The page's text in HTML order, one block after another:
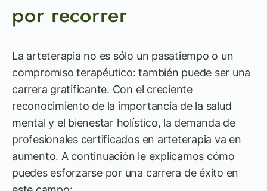
por recorrer
La arteterapia no es sólo un pasatiempo o un
compromiso terapéutico: también puede ser una
carrera gratificante. Con el creciente
reconocimiento de la importancia de la salud
mental y el bienestar holístico, la demanda de
profesionales certificados en arteterapia va en
aumento. A continuación le explicamos cómo
puedes esforzarse por una carrera de éxito en